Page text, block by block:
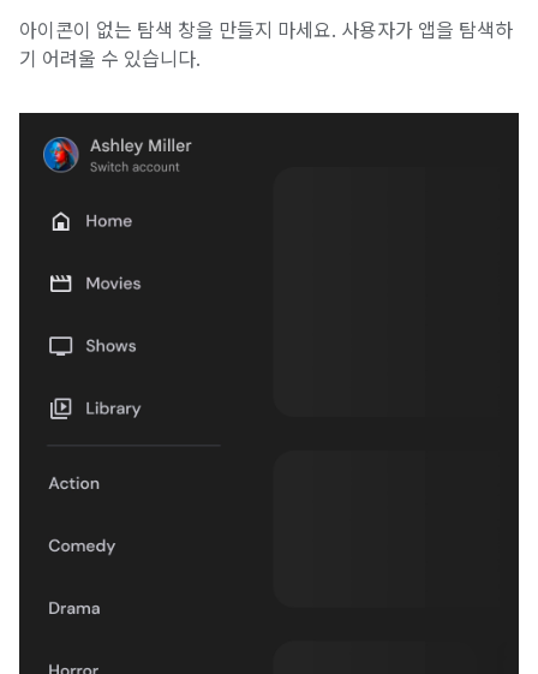
아이콘이 없는 탐색 창을 만들지 마세요. 사용자가 앱을 탐색하
기 어려울 수 있습니다.